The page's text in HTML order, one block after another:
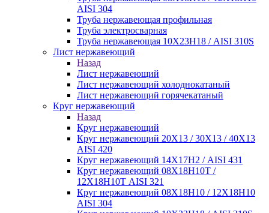
AISI 304
Труба нержавеющая профильная
Труба электросварная
Труба нержавеющая 10Х23Н18 / AISI 310S
Лист нержавеющий
Назад
Лист нержавеющий
Лист нержавеющий холоднокатаный
Лист нержавеющий горячекатаный
Круг нержавеющий
Назад
Круг нержавеющий
Круг нержавеющий 20Х13 / 30Х13 / 40Х13
AISI 420
Круг нержавеющий 14Х17Н2 / AISI 431
Круг нержавеющий 08Х18Н10Т /
12Х18Н10Т AISI 321
Круг нержавеющий 08Х18Н10 / 12Х18Н10
AISI 304